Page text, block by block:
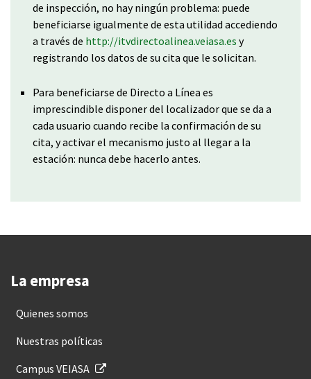
de inspección, no hay ningún problema: puede
beneficiarse igualmente de esta utilidad accediendo
a través de http://itvdirectoalinea.veiasa.es y
registrando los datos de su cita que le solicitan.
Para beneficiarse de Directo a Línea es
imprescindible disponer del localizador que se da a
cada usuario cuando recibe la confirmación de su
cita, y activar el mecanismo justo al llegar a la
estación: nunca debe hacerlo antes.
La empresa
Quienes somos
Nuestras políticas
Campus VEIASA